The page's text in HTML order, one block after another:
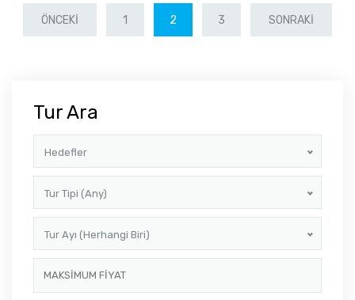
ÖNCEKI 1 2 3 SONRAKI
Tur Ara
Hedefler
Tur Tipi (Any)
Tur Ayı (Herhangi Biri)